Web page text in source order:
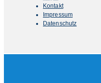
Kontakt
Impressum
Datenschutz